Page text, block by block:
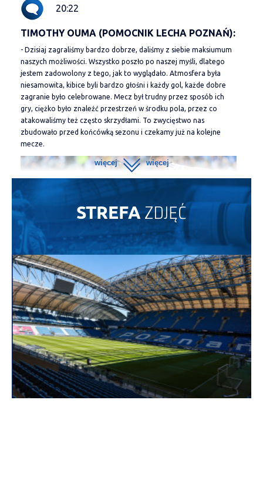
20:22
TIMOTHY OUMA (POMOCNIK LECHA POZNAŃ):
- Dzisiaj zagraliśmy bardzo dobrze, daliśmy z siebie maksiumum
naszych możliwości. Wszystko poszło po naszej myśli, dlatego
jestem zadowolony z tego, jak to wyglądało. Atmosfera była
niesamowita, kibice byli bardzo głośni i każdy gol, każde dobre
zagranie było celebrowane. Mecz był trudny przez sposób ich
gry, ciężko było znaleźć przestrzeń w środku pola, przez co
atakowaliśmy też często skrzydłami. To zwycięstwo nas
zbudowało przed końcówką sezonu i czekamy już na kolejne
mecze.
20:18
MAREK PAPSZUN (TRENER LEGII WARSZAWA):
- Specyficzny mecz, bo dużo się działo, ale nic prawie dobrego
dla nas. Słabo weszliśmy w to spotkanie, szybko straciliśmy gola.
To nie było dla nas zaskoczenie, bo potrafimy wyjść z takich
sytuacji. Kluczowa była 20. minuta, czerwona kartka z VAR, w
STREFAZDJĘĆ